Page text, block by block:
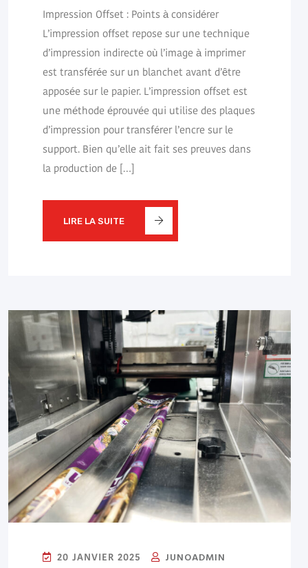
Impression Offset : Points à considérer
L’impression offset repose sur une technique
d’impression indirecte où l’image à imprimer
est transférée sur un blanchet avant d’être
apposée sur le papier. L’impression offset est
une méthode éprouvée qui utilise des plaques
d’impression pour transférer l’encre sur le
support. Bien qu’elle ait fait ses preuves dans
la production de […]
LIRE LA SUITE
20 JANVIER 2025
JUNOADMIN